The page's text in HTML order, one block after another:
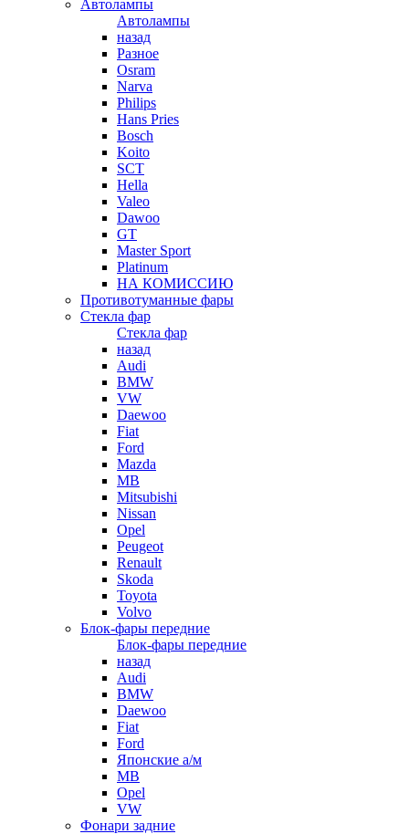
Автолампы
Автолампы
назад
Разное
Osram
Narva
Philips
Hans Pries
Bosch
Koito
SCT
Hella
Valeo
Dawoo
GT
Master Sport
Platinum
НА КОМИССИЮ
Противотуманные фары
Стекла фар
Стекла фар
назад
Audi
BMW
VW
Daewoo
Fiat
Ford
Mazda
MB
Mitsubishi
Nissan
Opel
Peugeot
Renault
Skoda
Toyota
Volvo
Блок-фары передние
Блок-фары передние
назад
Audi
BMW
Daewoo
Fiat
Ford
Японские а/м
MB
Opel
VW
Фонари задние